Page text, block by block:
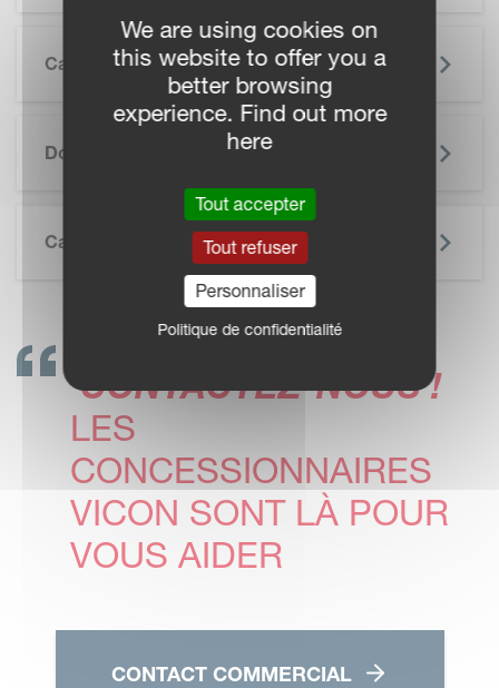
Caractéristiques
Documentation
SKIP BROCHURE
Caractéristiques Techniques
CONTACTEZ-NOUS !
LES
CONCESSIONNAIRES
VICON SONT LÀ POUR
VOUS AIDER
CONTACT COMMERCIAL
We are using cookies on
this website to offer you a
better browsing
experience. Find out more
here
Tout accepter
Tout refuser
Personnaliser
Politique de confidentialité